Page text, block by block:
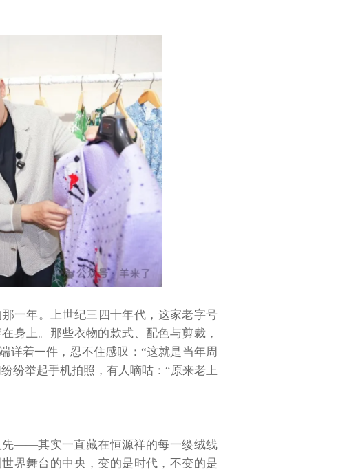
一年。上世纪三四十年代，这家老字号
身上。那些衣物的款式、配色与剪裁，
详着一件，忍不住感叹：“这就是当年周
纷举起手机拍照，有人嘀咕：“原来老上
——其实一直藏在恒源祥的每一缕绒线
界舞台的中央，变的是时代，不变的是